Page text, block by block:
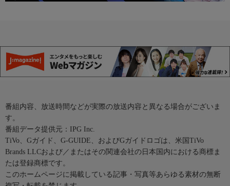
番組内容、放送時間などが実際の放送内容と異なる場合がございま
す。
番組データ提供元：IPG Inc.
TiVo、Gガイド、G-GUIDE、およびGガイドロゴは、米国TiVo
Brands LLCおよび／またはその関連会社の日本国内における商標ま
たは登録商標です。
このホームページに掲載している記事・写真等あらゆる素材の無断